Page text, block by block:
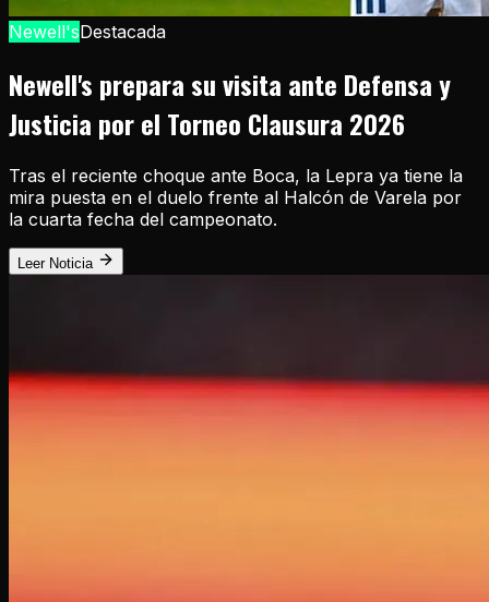
Newell'sDestacada
Newell's prepara su visita ante Defensa y
Justicia por el Torneo Clausura 2026
Tras el reciente choque ante Boca, la Lepra ya tiene la
mira puesta en el duelo frente al Halcón de Varela por
la cuarta fecha del campeonato.
Leer Noticia